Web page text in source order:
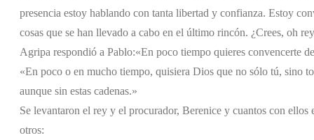
presencia estoy hablando con tanta libertad y confianza. Estoy
cosas que se han llevado a cabo en el último rincón. ¿Crees, oh
Agripa respondió a Pablo:«En poco tiempo quieres convencerte
«En poco o en mucho tiempo, quisiera Dios que no sólo tú, sino
aunque sin estas cadenas.»
Se levantaron el rey y el procurador, Berenice y cuantos con ellos
otros: